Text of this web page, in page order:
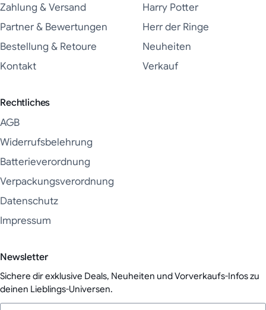
Zahlung & Versand
Partner & Bewertungen
Bestellung & Retoure
Kontakt
Harry Potter
Herr der Ringe
Neuheiten
Verkauf
Rechtliches
AGB
Widerrufsbelehrung
Batterieverordnung
Verpackungsverordnung
Datenschutz
Impressum
Newsletter
Sichere dir exklusive Deals, Neuheiten und Vorverkaufs-Infos zu
deinen Lieblings-Universen.